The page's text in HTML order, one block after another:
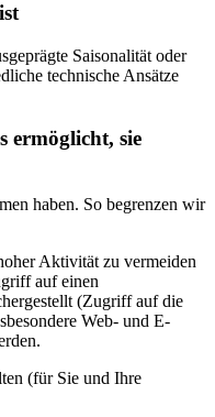
Saisonalität oder
technische Ansätze
ermöglicht, sie
haben. So begrenzen wir
Aktivität zu vermeiden
auf einen
(Zugriff auf die
Web- und E-
(für Sie und Ihre